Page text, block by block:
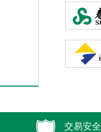
交易安全